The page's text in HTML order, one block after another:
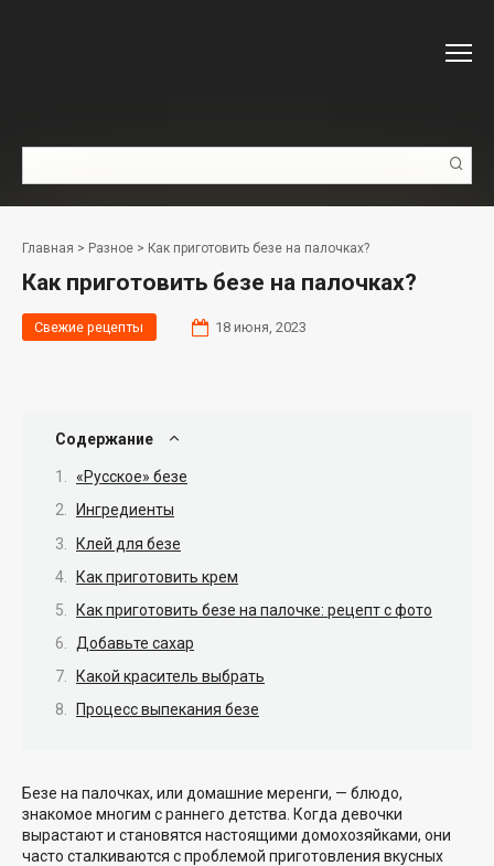
Главная > Разное > Как приготовить безе на палочках?
Как приготовить безе на палочках?
Свежие рецепты 18 июня, 2023
Содержание
«Русское» безе
Ингредиенты
Клей для безе
Как приготовить крем
Как приготовить безе на палочке: рецепт с фото
Добавьте сахар
Какой краситель выбрать
Процесс выпекания безе
Безе на палочках, или домашние меренги, — блюдо,
знакомое многим с раннего детства. Когда девочки
вырастают и становятся настоящими домохозяйками, они
часто сталкиваются с проблемой приготовления вкусных